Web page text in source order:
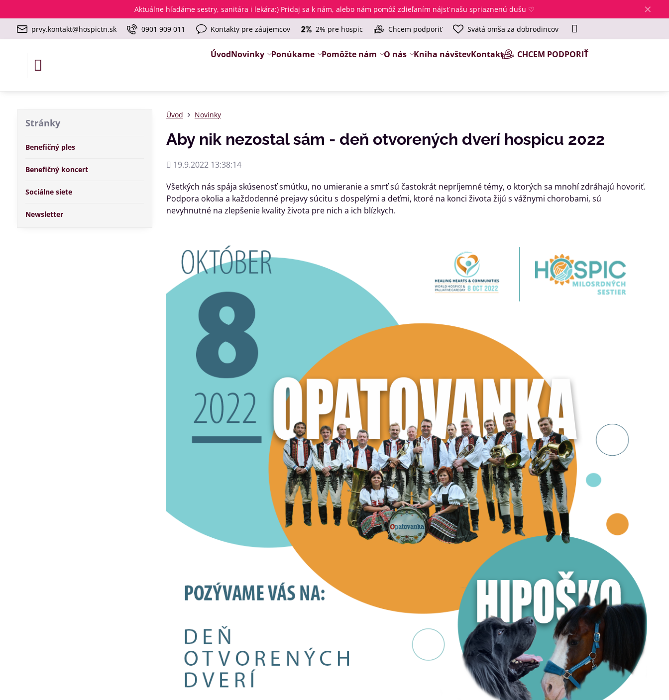
✕
Aktuálne hľadáme sestry, sanitára i lekára:) Pridaj sa k nám, alebo nám pomôž zdieľaním nájsť našu spriaznenú dušu ♡
prvy.kontakt@hospictn.sk 0901 909 011 Kontakty pre záujemcov 2% pre hospic Chcem podporiť Svätá omša za dobrodincov
ÚvodNovinky Ponúkame Pomôžte nám O nás Kniha návštevKontakt CHCEM PODPORIŤ
Úvod Novinky
Aby nik nezostal sám - deň otvorených dverí hospicu 2022
Pridané
19.9.2022 13:38:14
Všetkých nás spája skúsenosť smútku, no umieranie a smrť sú častokrát nepríjemné témy, o ktorých sa mnohí zdráhajú hovoriť.
Podpora okolia a každodenné prejavy súcitu s dospelými a deťmi, ktoré na konci života žijú s vážnymi chorobami, sú
nevyhnutné na zlepšenie kvality života pre nich a ich blízkych.
Stránky
Benefičný ples
Benefičný koncert
Sociálne siete
Newsletter